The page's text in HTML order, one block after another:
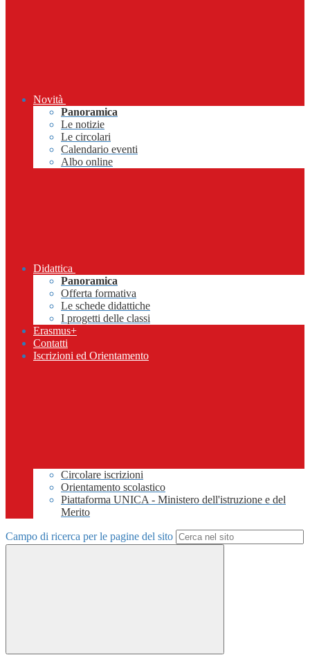
Novità
Panoramica
Le notizie
Le circolari
Calendario eventi
Albo online
Didattica
Panoramica
Offerta formativa
Le schede didattiche
I progetti delle classi
Erasmus+
Contatti
Iscrizioni ed Orientamento
Circolare iscrizioni
Orientamento scolastico
Piattaforma UNICA - Ministero dell'istruzione e del
Merito
Campo di ricerca per le pagine del sito